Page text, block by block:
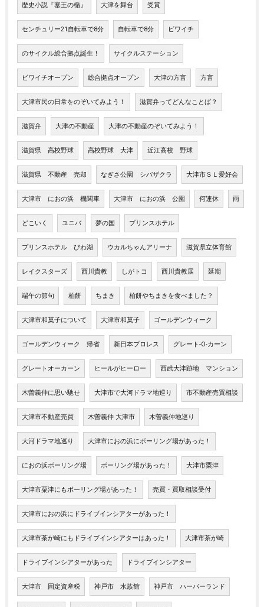
歴史小説『塞王の楯』 大津を舞台 受賞
センチュリー21自転車で8分 自転車で8分 ビワイチ
のサイクル総合拠点誕生！ サイクルステーション
ビワイチオープン 総合拠点オープン 大津の方言 方言
大津市民の日常をのぞいてみよう！ 滋賀弁ってどんなことば？
滋賀弁 大津の不動産 大津の不動産のぞいてみよう！
滋賀県 高校野球 高校野球 大津 近江高校 野球
滋賀県 不動産 売却 なぎさ公園 シバザクラ 大津市ＳＬ愛好会
大津市 におの浜 機関車 大津市 におの浜 公園 何連休 雨
どこいく ユニバ 夢の国 プリンスホテル
プリンスホテル びわ湖 ウカルちゃんアリーナ 滋賀県立体育館
レイクスターズ 西川貴教 しがトコ 西川貴教展 延期
端午の節句 柏餅 ちまき 柏餅やちまきを食べました？
大津市和菓子について 大津市和菓子 ゴールデンウィーク
ゴールデンウィーク 帰省 新日本プロレス グレート-O-カーン
グレートオーカーン ヒールがヒーロー 西武大津跡地 マンション
木曽義仲に思い馳せ 大津市で大河ドラマ地巡り 市不動産売買相談
大津市不動産売買 木曽義仲 大津市 木曽義仲地巡り
大河ドラマ地巡り 大津市におの浜にボーリング場があった！
におの浜ボーリング場 ボーリング場があった！ 大津市粟津
大津市粟津にもボーリング場があった！ 売買・買取相談受付
大津市におの浜にドライブインシアターがあった！
大津市茶が崎にもドライブインシアターはあった！ 大津市茶が崎
ドライブインシアターがあった ドライブインシアター
大津市 固定資産税 神戸市 水族館 神戸市 ハーバーランド